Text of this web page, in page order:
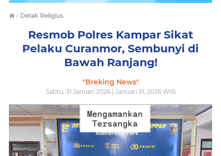
› Detak Religius
Resmob Polres Kampar Sikat
Pelaku Curanmor, Sembunyi di
Bawah Ranjang!
"Breking News"
Sabtu, 31 Januari 2026 | Januari 31, 2026 WIB